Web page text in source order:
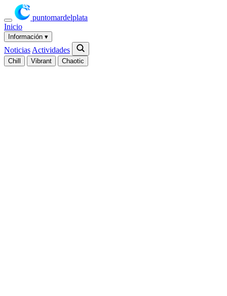
puntomardelplata
Inicio
Información ▾
Noticias Actividades
Chill Vibrant Chaotic